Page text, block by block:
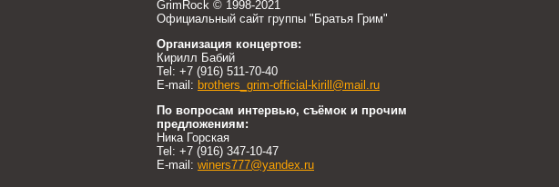
GrimRock © 1998-2021
Официальный сайт группы "Братья Грим"
Организация концертов:
Кирилл Бабий
Tel: +7 (916) 511-70-40
E-mail: brothers_grim-official-kirill@mail.ru
По вопросам интервью, съёмок и прочим
предложениям:
Ника Горская
Tel: +7 (916) 347-10-47
E-mail: winers777@yandex.ru